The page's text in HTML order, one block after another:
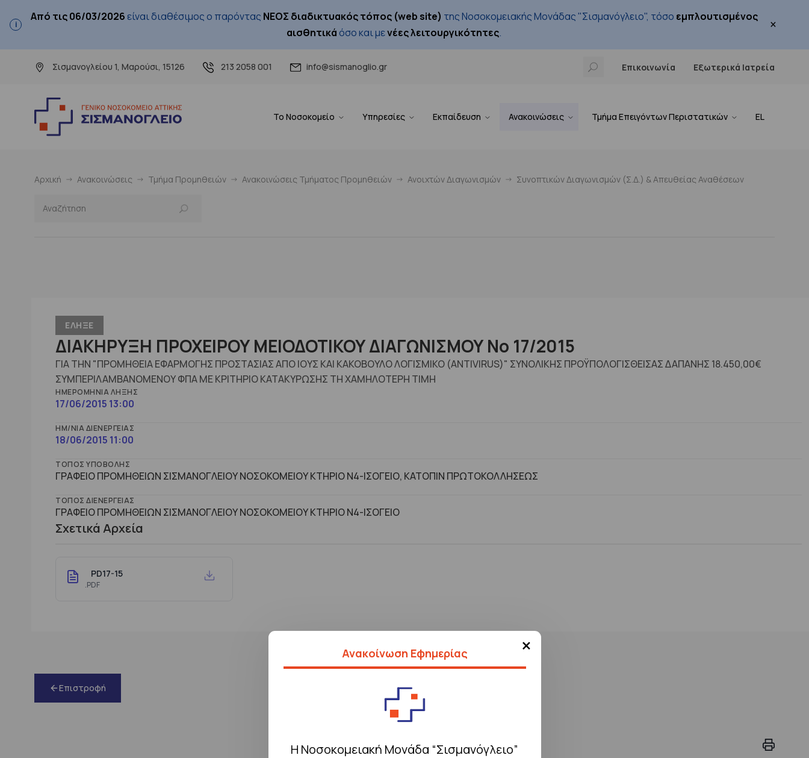
Από τις 06/03/2026 είναι διαθέσιμος ο παρόντας ΝΕΟΣ διαδικτυακός τόπος (web site) της Νοσοκομειακής Μονάδας "Σισμανόγλειο", τόσο εμπλουτισμένος
αισθητικάόσο και μενέες λειτουργικότητες. ×
Σισμανογλείου 1, Μαρούσι, 15126 213 2058 001 info@sismanoglio.gr Επικοινωνία Εξωτερικά Ιατρεία
Το Νοσοκομείο Υπηρεσίες Εκπαίδευση Ανακοινώσεις Τμήμα Επειγόντων Περιστατικών EL
×
Ανακοίνωση Εφημερίας
Η Νοσοκομειακή Μονάδα “Σισμανόγλειο”
Αρχική Ανακοινώσεις Τμήμα Προμηθειών Ανακοινώσεις Τμήματος Προμηθειών Ανοιχτών Διαγωνισμών Συνοπτικών Διαγωνισμών (Σ.Δ.) & Απευθείας Αναθέσεων
ΕΛΗΞΕ
ΔΙΑΚΗΡΥΞΗ ΠΡΟΧΕΙΡΟΥ ΜΕΙΟΔΟΤΙΚΟΥ ΔΙΑΓΩΝΙΣΜΟΥ Νο 17/2015
ΓΙΑ ΤΗΝ "ΠΡΟΜΗΘΕΙΑ ΕΦΑΡΜΟΓΗΣ ΠΡΟΣΤΑΣΙΑΣ ΑΠΟ ΙΟΥΣ ΚΑΙ ΚΑΚΟΒΟΥΛΟ ΛΟΓΙΣΜΙΚΟ (ANTIVIRUS)" ΣΥΝΟΛΙΚΗΣ ΠΡΟΫΠΟΛΟΓΙΣΘΕΙΣΑΣ ΔΑΠΑΝΗΣ 18.450,00€
ΣΥΜΠΕΡΙΛΑΜΒΑΝΟΜΕΝΟΥ ΦΠΑ ΜΕ ΚΡΙΤΗΡΙΟ ΚΑΤΑΚΥΡΩΣΗΣ ΤΗ ΧΑΜΗΛΟΤΕΡΗ ΤΙΜΗ
ΗΜΕΡΟΜΗΝΊΑ ΛΉΞΗΣ
17/06/2015 13:00
ΗΜ/ΝΊΑ ΔΙΕΝΈΡΓΕΙΑΣ
18/06/2015 11:00
ΤΌΠΟΣ ΥΠΟΒΟΛΉΣ
ΓΡΑΦΕΙΟ ΠΡΟΜΗΘΕΙΩΝ ΣΙΣΜΑΝΟΓΛΕΙΟΥ ΝΟΣΟΚΟΜΕΙΟΥ ΚΤΗΡΙΟ Ν4-ΙΣΟΓΕΙΟ, ΚΑΤΟΠΙΝ ΠΡΩΤΟΚΟΛΛΗΣΕΩΣ
ΤΌΠΟΣ ΔΙΕΝΈΡΓΕΙΑΣ
ΓΡΑΦΕΙΟ ΠΡΟΜΗΘΕΙΩΝ ΣΙΣΜΑΝΟΓΛΕΙΟΥ ΝΟΣΟΚΟΜΕΙΟΥ ΚΤHΡΙΟ Ν4-ΙΣΟΓΕΙΟ
Σχετικά Αρχεία
PD17-15
.PDF
Επιστροφή